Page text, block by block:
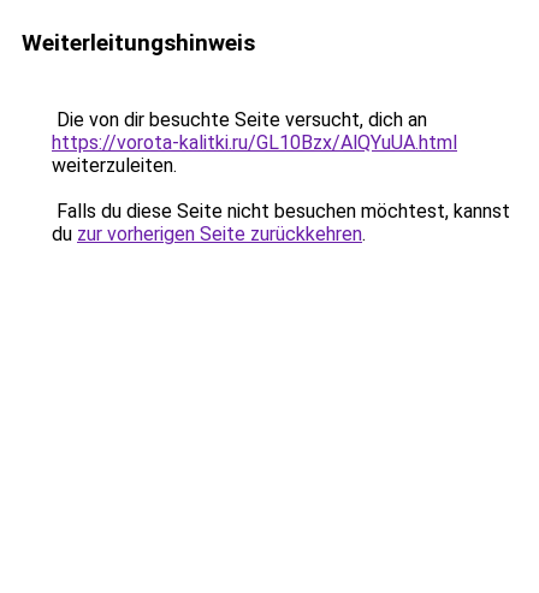
Weiterleitungshinweis
Die von dir besuchte Seite versucht, dich an
https://vorota-kalitki.ru/GL10Bzx/AlQYuUA.html
weiterzuleiten.
Falls du diese Seite nicht besuchen möchtest, kannst
du zur vorherigen Seite zurückkehren.